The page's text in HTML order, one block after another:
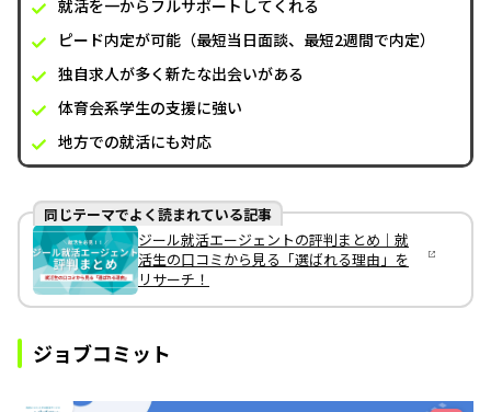
就活を一からフルサポートしてくれる
ピード内定が可能（最短当日面談、最短2週間で内定）
独自求人が多く新たな出会いがある
体育会系学生の支援に強い
地方での就活にも対応
同じテーマでよく読まれている記事
ジール就活エージェントの評判まとめ｜就
活生の口コミから見る「選ばれる理由」を
リサーチ！
ジョブコミット